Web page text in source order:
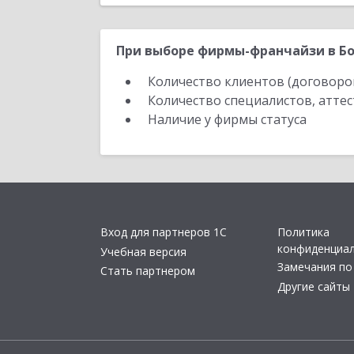
При выборе фирмы-франчайзи в
Количество клиентов
Количество специалистов,
Наличие у фирмы статуса
Вход для партнеров 1С
Учебная версия
Стать партнером
Политика
Замечания по
Другие сайты